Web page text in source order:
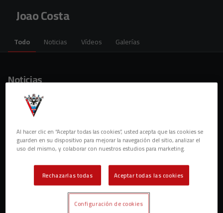
Joao Costa
Todo Noticias Vídeos Galerías
Noticias
2 resultados
Al hacer clic en “Aceptar todas las cookies”, usted acepta que las cookies se
guarden en su dispositivo para mejorar la navegación del sitio, analizar el
uso del mismo, y colaborar con nuestros estudios para marketing.
Rechazarlas todas Aceptar todas las cookies
Configuración de cookies